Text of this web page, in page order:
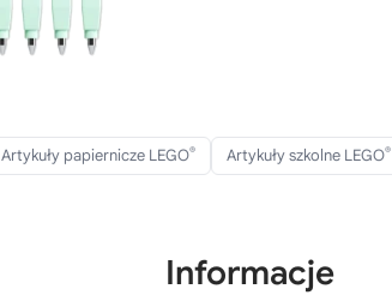
Artykuły papiernicze LEGO® Artykuły szkolne LEGO®
Informacje